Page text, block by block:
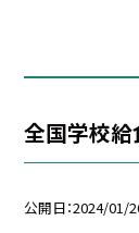
全国学校給
公開日 2024/01/